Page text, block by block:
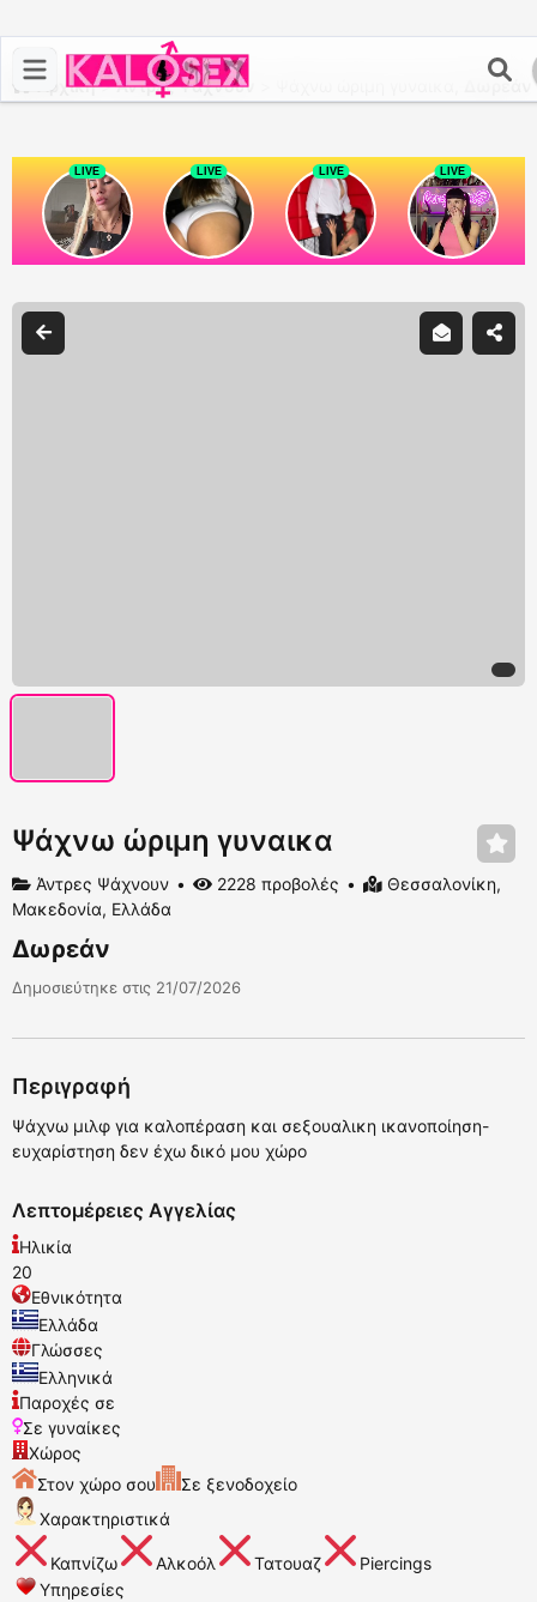
Αρχική >Άντρες Ψάχνουν Δωρεάν
Ψάχνω ώριμη γυναικα
Άντρες Ψάχνουν 2228 προβολές
Θεσσαλονίκη,
Μακεδονία, Ελλάδα
Δωρεάν
Δημοσιεύτηκε στις 21/07/2026
Περιγραφή
Ψάχνω μιλφ για καλοπέραση και σεξουαλικη ικανοποίηση-
ευχαρίστηση δεν έχω δικό μου χώρο
Λεπτομέρειες Αγγελίας
Ηλικία
20
Εθνικότητα
Ελλάδα
Γλώσσες
Ελληνικά
Παροχές σε
Σε γυναίκες
Χώρος
Στον χώρο σου
Σε ξενοδοχείο
Χαρακτηριστικά
Καπνίζω Αλκοόλ Τατουαζ
Piercings
Υπηρεσίες